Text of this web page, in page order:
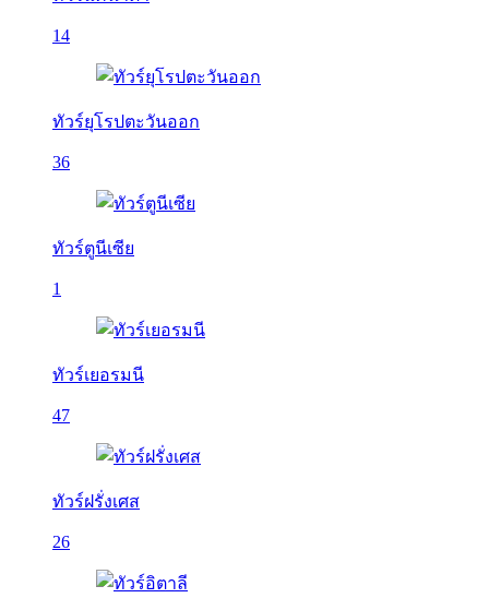
14
ทัวร์ยุโรปตะวันออก
36
ทัวร์ตูนีเซีย
1
ทัวร์เยอรมนี
47
ทัวร์ฝรั่งเศส
26